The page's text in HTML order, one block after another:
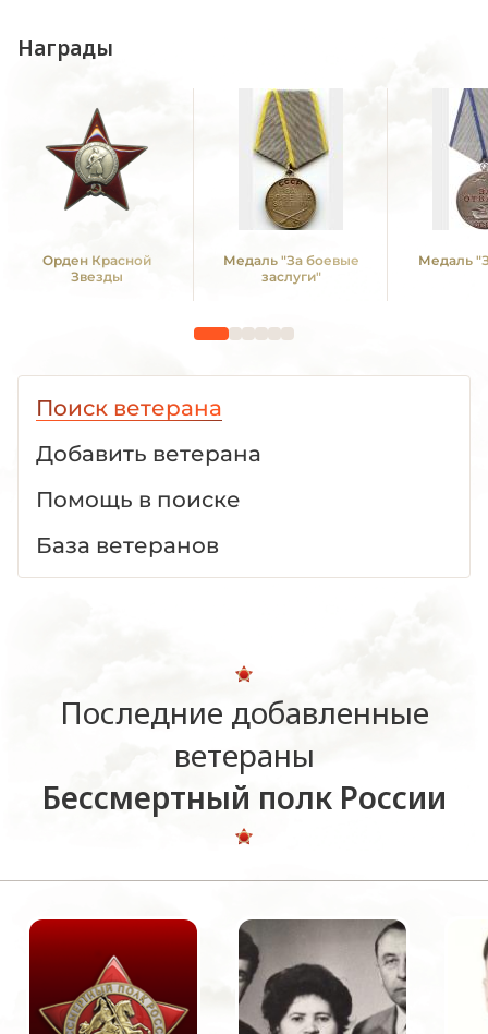
Награды
Орден Красной
Звезды
Медаль "За боевые
заслуги"
Медаль
Поиск ветерана
Добавить ветерана
Помощь в поиске
База ветеранов
Последние добавленные
ветераны
Бессмертный полк России